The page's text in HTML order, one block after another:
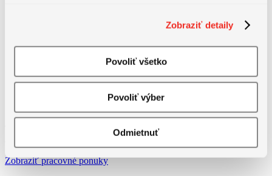
Zobraziť detaily
Povoliť všetko
Povoliť výber
Odmietnuť
Táto pozícia už bola obsadená. Pozrite si prosím naše ďalšie
Zobraziť pracovné ponuky